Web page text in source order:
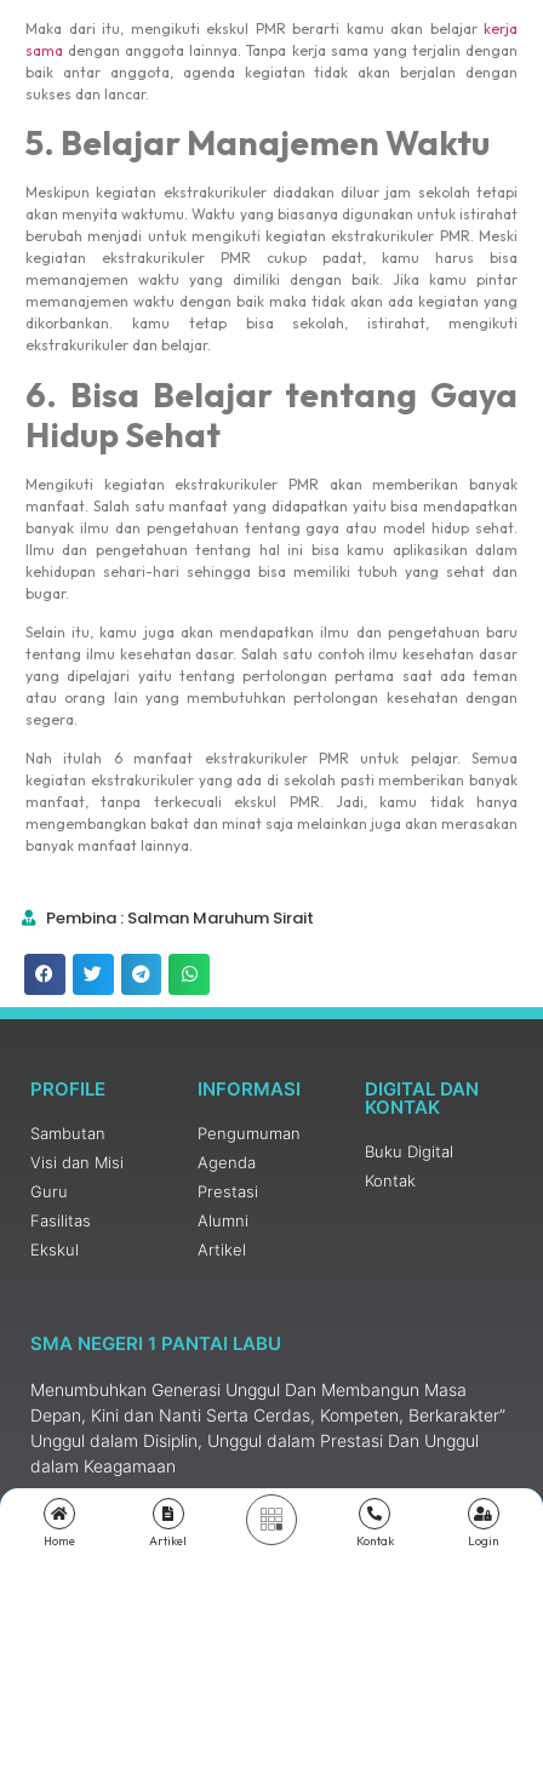
Maka dari itu, mengikuti ekskul PMR berarti kamu akan belajar kerja
sama dengan anggota lainnya. Tanpa kerja sama yang terjalin dengan
baik antar anggota, agenda kegiatan tidak akan berjalan dengan
sukses dan lancar.
5. Belajar Manajemen Waktu
Meskipun kegiatan ekstrakurikuler diadakan diluar jam sekolah tetapi
akan menyita waktumu. Waktu yang biasanya digunakan untuk istirahat
berubah menjadi untuk mengikuti kegiatan ekstrakurikuler PMR. Meski
kegiatan ekstrakurikuler PMR cukup padat, kamu harus bisa
memanajemen waktu yang dimiliki dengan baik. Jika kamu pintar
memanajemen waktu dengan baik maka tidak akan ada kegiatan yang
dikorbankan. kamu tetap bisa sekolah, istirahat, mengikuti
ekstrakurikuler dan belajar.
6. Bisa Belajar tentang Gaya
Hidup Sehat
Mengikuti kegiatan ekstrakurikuler PMR akan memberikan banyak
manfaat. Salah satu manfaat yang didapatkan yaitu bisa mendapatkan
banyak ilmu dan pengetahuan tentang gaya atau model hidup sehat.
Ilmu dan pengetahuan tentang hal ini bisa kamu aplikasikan dalam
kehidupan sehari-hari sehingga bisa memiliki tubuh yang sehat dan
bugar.
Selain itu, kamu juga akan mendapatkan ilmu dan pengetahuan baru
tentang ilmu kesehatan dasar. Salah satu contoh ilmu kesehatan dasar
yang dipelajari yaitu tentang pertolongan pertama saat ada teman
atau orang lain yang membutuhkan pertolongan kesehatan dengan
segera.
Nah itulah 6 manfaat ekstrakurikuler PMR untuk pelajar. Semua
kegiatan ekstrakurikuler yang ada di sekolah pasti memberikan banyak
manfaat, tanpa terkecuali ekskul PMR. Jadi, kamu tidak hanya
mengembangkan bakat dan minat saja melainkan juga akan merasakan
banyak manfaat lainnya.
Pembina : Salman Maruhum Sirait
PROFILE
Sambutan
Visi dan Misi
Guru
Fasilitas
Ekskul
INFORMASI
Pengumuman
Agenda
Prestasi
Alumni
Artikel
DIGITAL DAN
KONTAK
Buku Digital
Kontak
SMA NEGERI 1 PANTAI LABU
Menumbuhkan Generasi Unggul Dan Membangun Masa
Depan, Kini dan Nanti Serta Cerdas, Kompeten, Berkarakter”
Unggul dalam Disiplin, Unggul dalam Prestasi Dan Unggul
dalam Keagamaan
Home Artikel Kontak Login